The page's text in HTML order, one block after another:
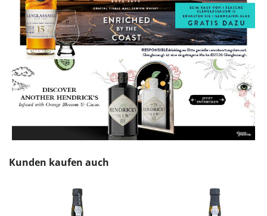
Produktgalerie überspringen
Kunden kaufen auch